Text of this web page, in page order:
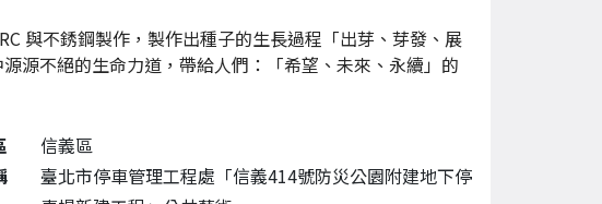
與不銹鋼製作，製作出種子的生長過程「出芽、芽發、展
源不絕的生命力道，帶給人們：「希望、未來、永續」的
料 信義區
臺北市停車管理工程處「信義414號防災公園附建地下停